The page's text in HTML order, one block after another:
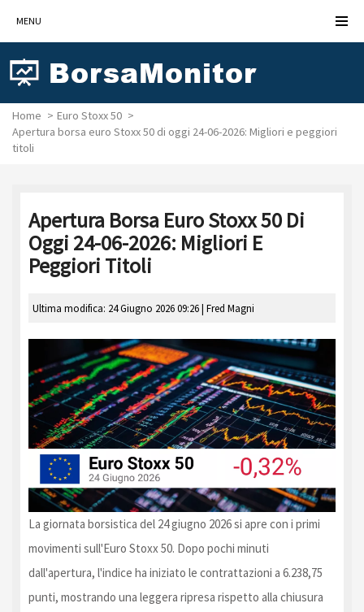
MENU
Home
Euro Stoxx 50
Apertura borsa euro Stoxx 50 di oggi 24-06-2026: Migliori e peggiori
titoli
Apertura Borsa Euro Stoxx 50 Di
Oggi 24-06-2026: Migliori E
Peggiori Titoli
Ultima modifica: 24 Giugno 2026 09:26 | Fred Magni
La giornata borsistica del 24 giugno 2026 si apre con i primi
movimenti sull'Euro Stoxx 50. Dopo pochi minuti
dall'apertura, l'indice ha iniziato le contrattazioni a 6.238,75
punti, mostrando una leggera ripresa rispetto alla chiusura